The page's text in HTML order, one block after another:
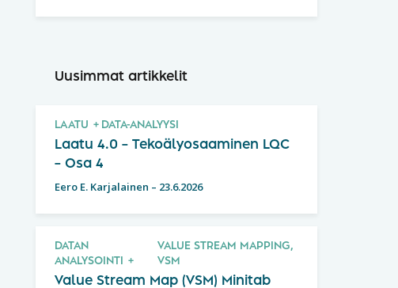
Uusimmat artikkelit
LAATU DATA-ANALYYSI
Laatu 4.0 – Tekoälyosaaminen LQC
– Osa 4
Eero E. Karjalainen – 23.6.2026
DATAN
ANALYSOINTI
VALUE STREAM MAPPING,
VSM
Value Stream Map (VSM) Minitab